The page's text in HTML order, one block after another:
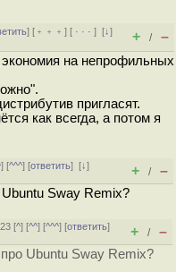
] [ ﹢﹢﹢] [ · · ·][↓]
+ / –
экономия на непрофильных
пригласят.
как всегда, а потом я
] [^^^] [ответить][↓]
+ / –
Sway Remix?
[^] [^^] [^^^] [ответить]
+ / –
Ubuntu Sway Remix?